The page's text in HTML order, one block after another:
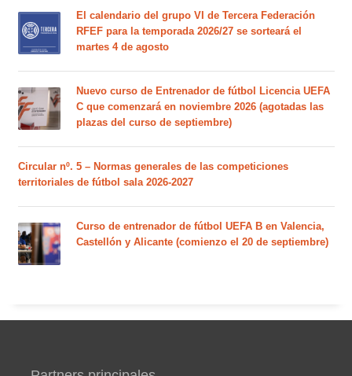
El calendario del grupo VI de Tercera Federación
RFEF para la temporada 2026/27 se sorteará el
martes 4 de agosto
Nuevo curso de Entrenador de fútbol Licencia UEFA
C que comenzará en noviembre 2026 (agotadas las
plazas del curso de septiembre)
Circular nº. 5 – Normas generales de las competiciones
territoriales de fútbol sala 2026-2027
Curso de entrenador de fútbol UEFA B en Valencia,
Castellón y Alicante (comienzo el 20 de septiembre)